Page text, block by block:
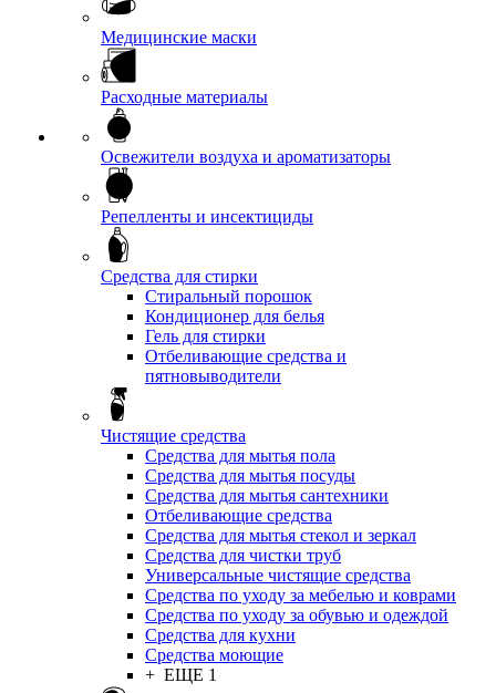
Медицинские маски
Расходные материалы
Освежители воздуха и ароматизаторы
Репелленты и инсектициды
Средства для стирки
Стиральный порошок
Кондиционер для белья
Гель для стирки
Отбеливающие средства и
пятновыводители
Чистящие средства
Средства для мытья пола
Средства для мытья посуды
Средства для мытья сантехники
Отбеливающие средства
Средства для мытья стекол и зеркал
Средства для чистки труб
Универсальные чистящие средства
Средства по уходу за мебелью и коврами
Средства по уходу за обувью и одеждой
Средства для кухни
Средства моющие
+ ЕЩЕ 1